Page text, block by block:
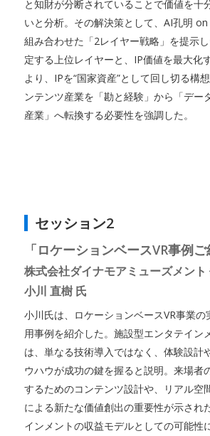
と知財が分断されていることで価値を十
いと分析。その解決策として、AI孔明
組み合わせた「2レイヤー戦略」を提示
定する上位レイヤーと、IP価値を最大化
より、IPを“国家資産”として回し切る構
ンテンツ産業を「勘と経験」から「デー
産業」へ転換する必要性を強調した。
セッション2
「ロケーションベースVR事例ご
株式会社ダイナモアミューズメン
小川 直樹 氏
小川氏は、ロケーションベースVR事業
用事例を紹介した。施設型エンタテイン
は、単なる技術導入ではなく、体験設計
ウハウが成功の鍵を握ると説明。来場者
するためのコンテンツ設計や、リアル空
による新たな価値創出の重要性が示され
インメントの収益モデルとしての可能性